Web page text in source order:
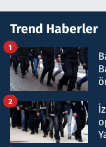
Trend Haberler
1
2